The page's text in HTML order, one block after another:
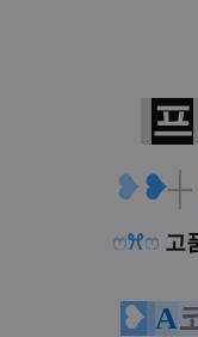
프
❥❥┼
ෆꕮෆ 고
❥ A